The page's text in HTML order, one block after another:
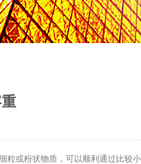
或粉状物质，可以顺利通过比较